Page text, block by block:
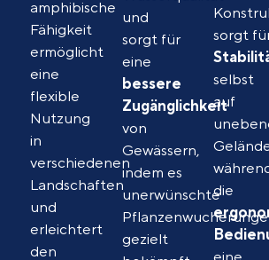
amphibische
Fähigkeit
ermöglicht
eine
flexible
Nutzung
in
verschiedenen
Landschaften
und
erleichtert
den
und
sorgt für
eine
bessere
Zugänglichkeit
von
Gewässern,
indem es
unerwünschte
gezielt
sorgt
selbst
auf
die